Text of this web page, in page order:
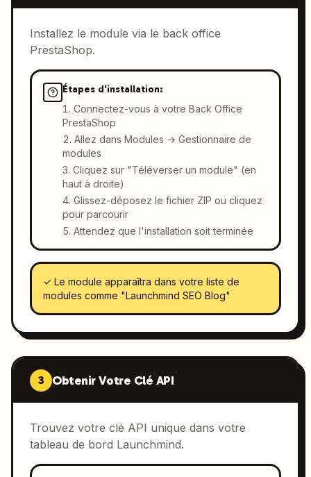
Installez le module via le back office
PrestaShop.
Étapes d'installation:
Connectez-vous à votre Back Office
PrestaShop
Allez dans Modules → Gestionnaire de
modules
Cliquez sur "Téléverser un module" (en
haut à droite)
Glissez-déposez le fichier ZIP ou cliquez
pour parcourir
Attendez que l'installation soit terminée
✓ Le module apparaîtra dans votre liste de
modules comme "Launchmind SEO Blog"
3 Obtenir Votre Clé API
Trouvez votre clé API unique dans votre
tableau de bord Launchmind.